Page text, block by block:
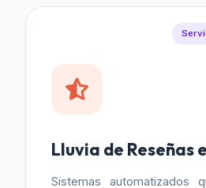
Lluvia de Reseñas
Sistemas automatizados